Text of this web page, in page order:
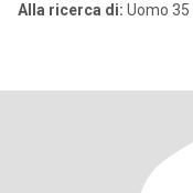
Alla ricerca di: Uomo 35